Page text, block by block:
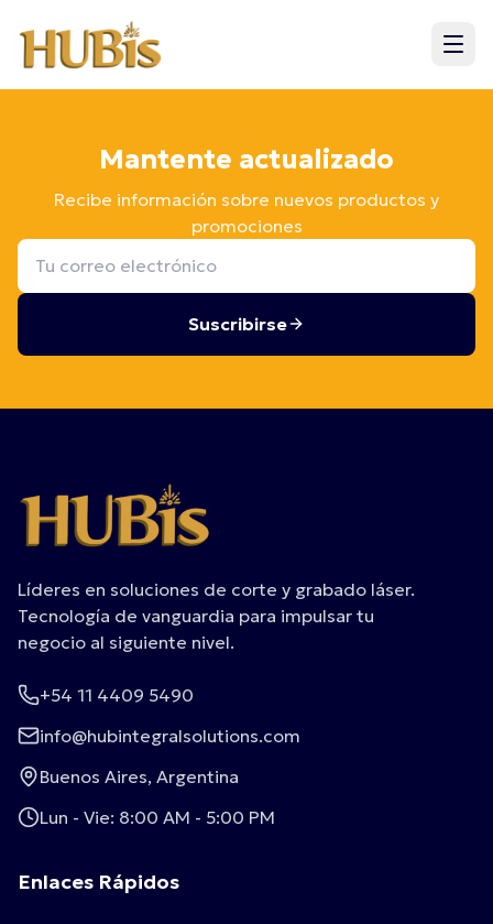
Mantente actualizado
Recibe información sobre nuevos productos y
promociones
Suscribirse
Líderes en soluciones de corte y grabado láser.
Tecnología de vanguardia para impulsar tu
negocio al siguiente nivel.
+54 11 4409 5490
info@hubintegralsolutions.com
Buenos Aires, Argentina
Lun - Vie: 8:00 AM - 5:00 PM
Enlaces Rápidos